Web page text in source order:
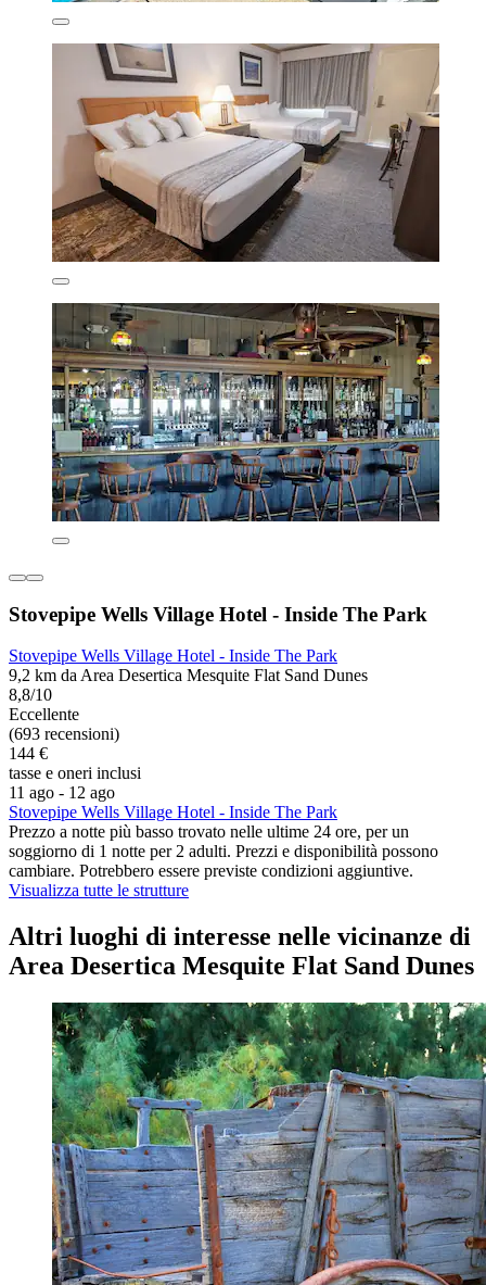
Stovepipe Wells Village Hotel - Inside The Park
Stovepipe Wells Village Hotel - Inside The Park
9,2 km da Area Desertica Mesquite Flat Sand Dunes
8,8/10
Eccellente
(693 recensioni)
144 €
tasse e oneri inclusi
11 ago - 12 ago
Stovepipe Wells Village Hotel - Inside The Park
Prezzo a notte più basso trovato nelle ultime 24 ore, per un
soggiorno di 1 notte per 2 adulti. Prezzi e disponibilità possono
cambiare. Potrebbero essere previste condizioni aggiuntive.
Visualizza tutte le strutture
Altri luoghi di interesse nelle vicinanze di
Area Desertica Mesquite Flat Sand Dunes